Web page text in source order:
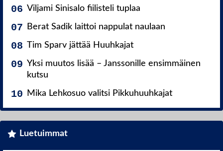
Viljami Sinisalo fiilisteli tuplaa
Berat Sadik laittoi nappulat naulaan
Tim Sparv jättää Huuhkajat
Yksi muutos lisää – Janssonille ensimmäinen
kutsu
Mika Lehkosuo valitsi Pikkuhuuhkajat
Luetuimmat